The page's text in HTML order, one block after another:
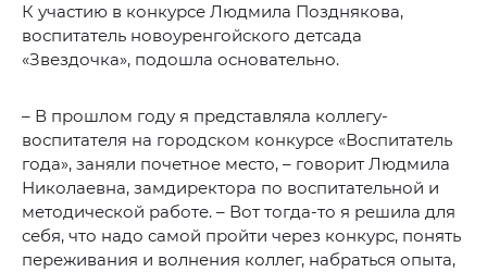
К участию в конкурсе Людмила Позднякова,
воспитатель новоуренгойского детсада
«Звездочка», подошла основательно.
– В прошлом году я представляла коллегу-
воспитателя на городском конкурсе «Воспитатель
года», заняли почетное место, – говорит Людмила
Николаевна, замдиректора по воспитательной и
методической работе. – Вот тогда-то я решила для
себя, что надо самой пройти через конкурс, понять
переживания и волнения коллег, набраться опыта,